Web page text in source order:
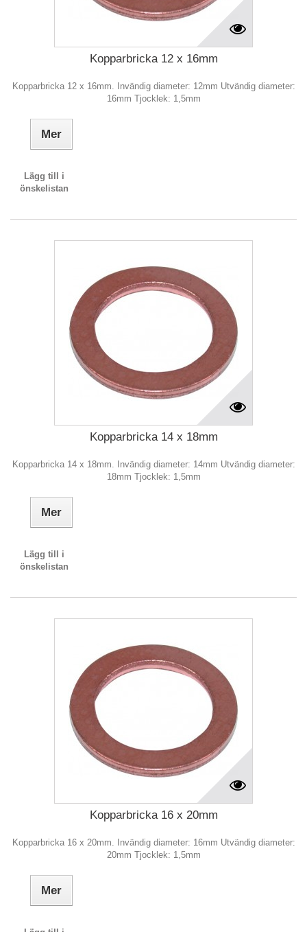
Kopparbricka 12 x 16mm
Kopparbricka 12 x 16mm. Invändig diameter: 12mm Utvändig diameter:
16mm Tjocklek: 1,5mm
Mer
Lägg till i
önskelistan
Kopparbricka 14 x 18mm
Kopparbricka 14 x 18mm. Invändig diameter: 14mm Utvändig diameter:
18mm Tjocklek: 1,5mm
Mer
Lägg till i
önskelistan
Kopparbricka 16 x 20mm
Kopparbricka 16 x 20mm. Invändig diameter: 16mm Utvändig diameter:
20mm Tjocklek: 1,5mm
Mer